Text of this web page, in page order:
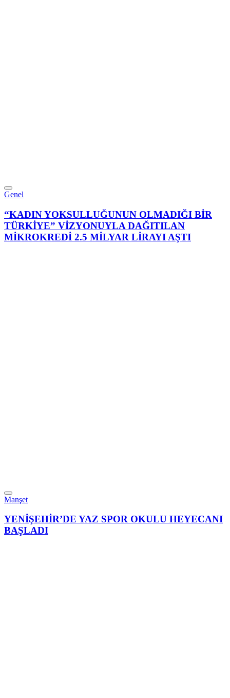
Genel
“KADIN YOKSULLUĞUNUN OLMADIĞI BİR
TÜRKİYE” VİZYONUYLA DAĞITILAN
MİKROKREDİ 2.5 MİLYAR LİRAYI AŞTI
Manşet
YENİŞEHİR’DE YAZ SPOR OKULU HEYECANI
BAŞLADI